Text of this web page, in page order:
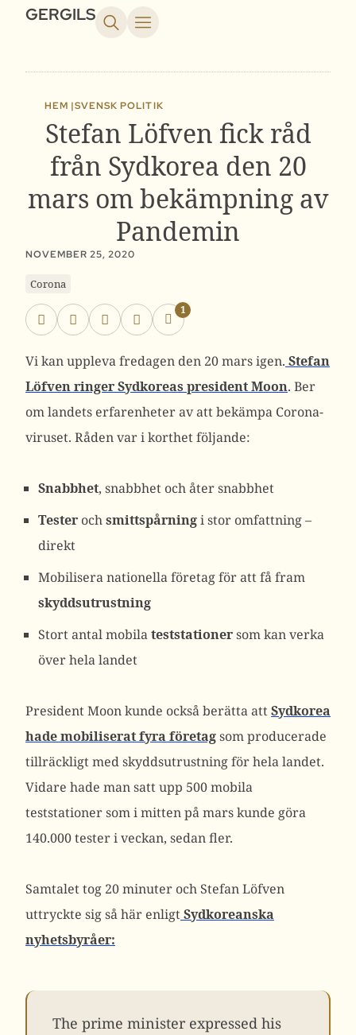
GERGILS
HEM |SVENSK POLITIK
Stefan Löfven fick råd
från Sydkorea den 20
mars om bekämpning av
Pandemin
NOVEMBER 25, 2020
Corona
1
Vi kan uppleva fredagen den 20 mars igen. Stefan
Löfven ringer Sydkoreas president Moon. Ber
om landets erfarenheter av att bekämpa Corona-
viruset. Råden var i korthet följande:
Snabbhet, snabbhet och åter snabbhet
Tester ochsmittspårningi stor omfattning –
direkt
Mobilisera nationella företag för att få fram
skyddsutrustning
Stort antal mobilateststationersom kan verka
över hela landet
President Moon kunde också berätta attSydkorea
hade mobiliserat fyra företagsom producerade
tillräckligt med skyddsutrustning för hela landet.
Vidare hade man satt upp 500 mobila
teststationer som i mitten på mars kunde göra
140.000 tester i veckan, sedan fler.
Samtalet tog 20 minuter och Stefan Löfven
uttryckte sig så här enligtSydkoreanska
nyhetsbyråer:
The prime minister expressed his